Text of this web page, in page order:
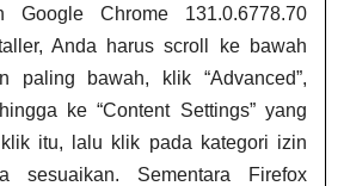
Google Chrome 131.0.6778.70
Anda harus scroll ke bawah
paling bawah, klik “Advanced”,
ke “Content Settings” yang
itu, lalu klik pada kategori izin
sesuaikan. Sementara Firefox